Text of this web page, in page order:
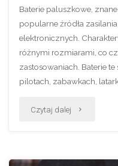
Baterie paluszkowe,
popularne źródła
elektronicznych.
różnymi rozmiarami, co
zastosowaniach. Baterie
pilotach, zabawkach,
Czytaj dalej "Rodzaje